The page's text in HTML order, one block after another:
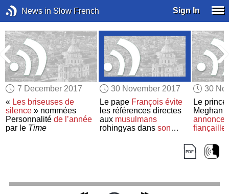
News in Slow French Sign In
7 December 2017
« Les briseuses de
silence » nommées
Personnalitéde l’année
par le Time
30 November 2017
Le pape François évite
les références directes
aux musulmans
rohingyas dans son
30
Le prince
Meghan